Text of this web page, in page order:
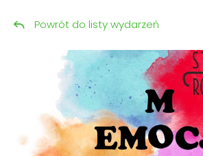
Przeskocz do treści
Powrót do listy wydarzeń